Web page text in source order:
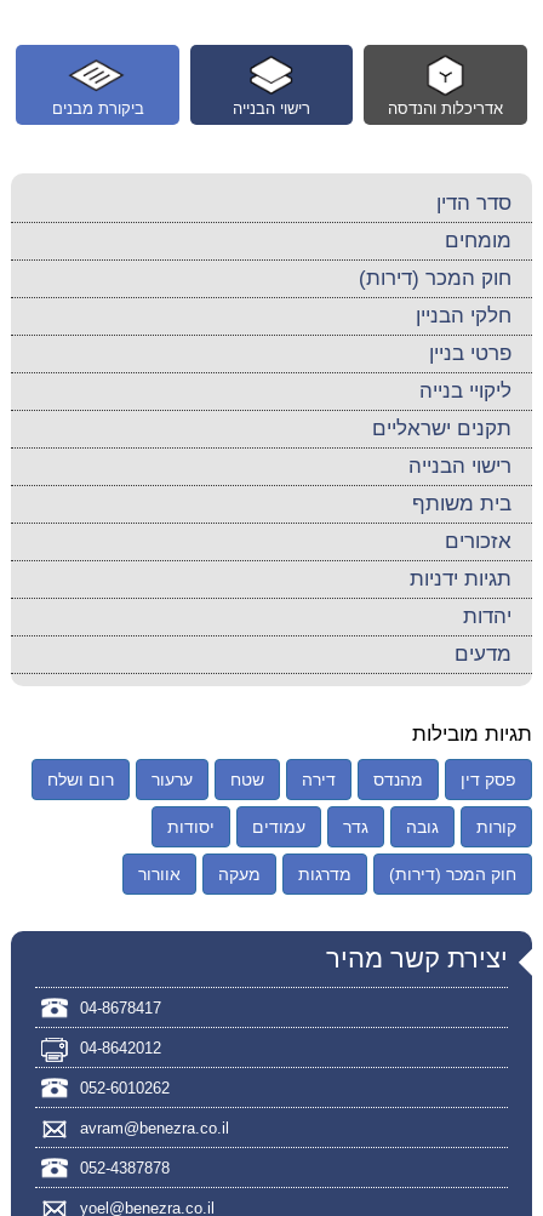
ביקורת מבנים רישוי הבנייה אדריכלות והנדסה
סדר הדין
מומחים
חוק המכר (דירות)
חלקי הבניין
פרטי בניין
ליקויי בנייה
תקנים ישראליים
רישוי הבנייה
בית משותף
אזכורים
תגיות ידניות
יהדות
מדעים
תגיות מובילות
פסק דין מהנדס דירה שטח ערעור רום ושלח
קורות גובה גדר עמודים יסודות
חוק המכר (דירות) מדרגות מעקה אוורור
יצירת קשר מהיר
04-8678417
04-8642012
052-6010262
avram@benezra.co.il
052-4387878
yoel@benezra.co.il